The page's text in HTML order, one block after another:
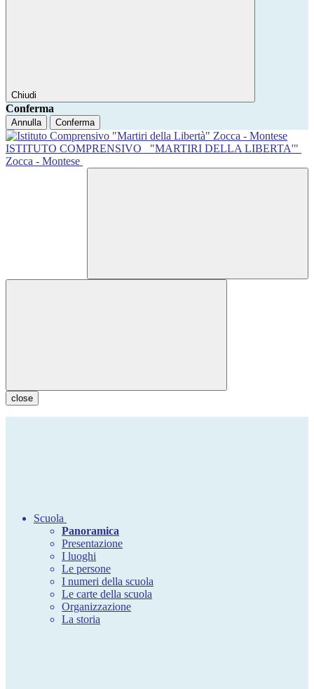
Chiudi
Conferma
Annulla Conferma
ISTITUTO COMPRENSIVO
"MARTIRI DELLA LIBERTA'"
Zocca - Montese
close
Scuola
Panoramica
Presentazione
I luoghi
Le persone
I numeri della scuola
Le carte della scuola
Organizzazione
La storia